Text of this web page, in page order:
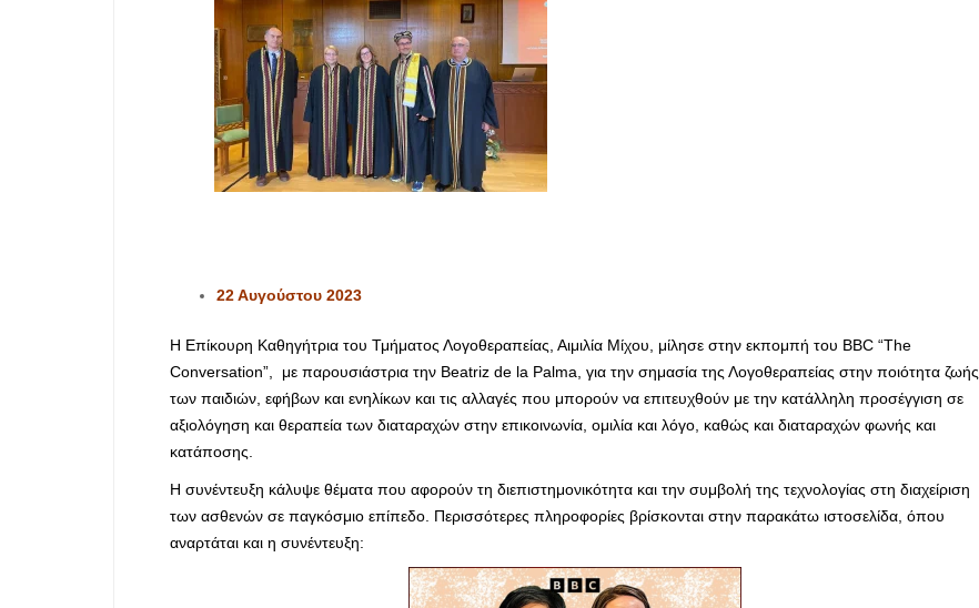
22 Αυγούστου 2023
Η Επίκουρη Καθηγήτρια του Τμήματος Λογοθεραπείας, Αιμιλία Μίχου, μίλησε στην εκπομπή του BBC “The
Conversation”, με παρουσιάστρια την Beatriz de la Palma, για την σημασία της Λογοθεραπείας στην ποιότητα ζωής
των παιδιών, εφήβων και ενηλίκων και τις αλλαγές που μπορούν να επιτευχθούν με την κατάλληλη προσέγγιση σε
αξιολόγηση και θεραπεία των διαταραχών στην επικοινωνία, ομιλία και λόγο, καθώς και διαταραχών φωνής και
κατάποσης.
Η συνέντευξη κάλυψε θέματα που αφορούν τη διεπιστημονικότητα και την συμβολή της τεχνολογίας στη διαχείριση
των ασθενών σε παγκόσμιο επίπεδο. Περισσότερες πληροφορίες βρίσκονται στην παρακάτω ιστοσελίδα, όπου
αναρτάται και η συνέντευξη: